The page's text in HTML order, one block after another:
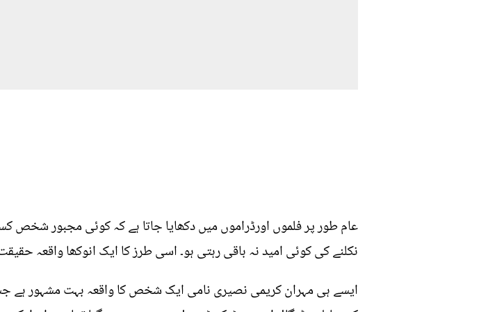
عام طور پر فلموں اورڈراموں میں دکھایا جاتا ہے کہ کوئی مجبور شخص
نکلنے کی کوئی امید نہ باقی رہتی ہو۔ اسی طرز کا ایک انوکھا واقعہ